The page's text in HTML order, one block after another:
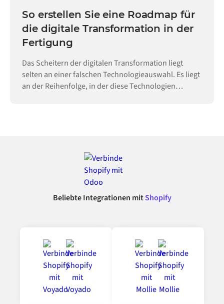
So erstellen Sie eine Roadmap für
die digitale Transformation in der
Fertigung
Das Scheitern der digitalen Transformation liegt
selten an einer falschen Technologieauswahl. Es liegt
an der Reihenfolge, in der diese Technologien
Beliebte Integrationen mitShopify